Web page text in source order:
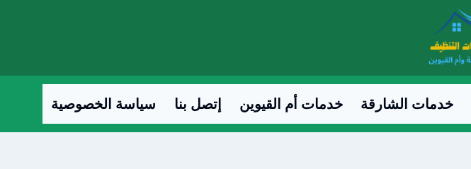
خدمات الشارقة خدمات أم القيوين إتصل بنا سياسة الخصوصية